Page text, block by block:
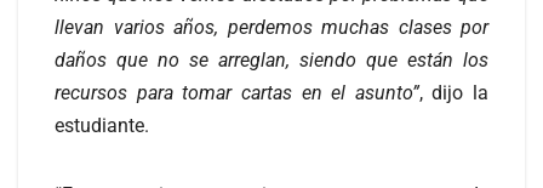
llevan varios años, perdemos muchas clases por
daños que no se arreglan, siendo que están los
recursos para tomar cartas en el asunto”, dijo la
estudiante.